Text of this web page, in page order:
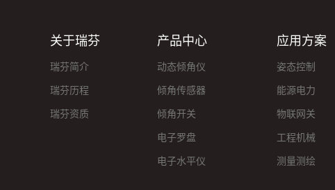
关于瑞芬
瑞芬简介
瑞芬历程
瑞芬资质
产品中心
动态倾角仪
倾角传感器
倾角开关
电子罗盘
电子水平仪
应用方案
姿态控制
能源电力
物联网关
工程机械
测量测绘